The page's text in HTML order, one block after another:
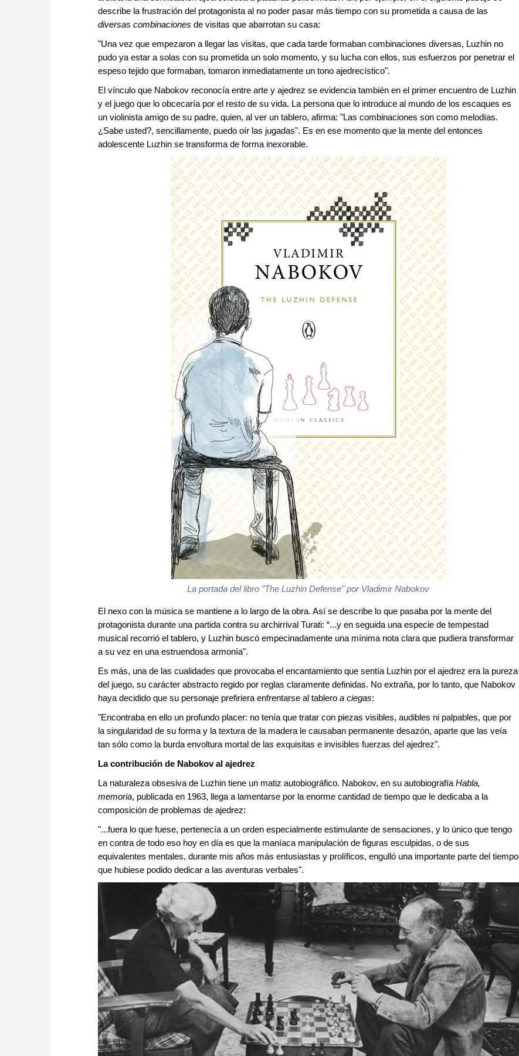
describe la frustración del protagonista al no poder pasar más tiempo con su prometida a causa de las
diversas combinaciones de visitas que abarrotan su casa:
"Una vez que empezaron a llegar las visitas, que cada tarde formaban combinaciones diversas, Luzhin no
pudo ya estar a solas con su prometida un solo momento, y su lucha con ellos, sus esfuerzos por penetrar el
espeso tejido que formaban, tomaron inmediatamente un tono ajedrecístico".
El vínculo que Nabokov reconocía entre arte y ajedrez se evidencia también en el primer encuentro de Luzhin
y el juego que lo obcecaría por el resto de su vida. La persona que lo introduce al mundo de los escaques es
un violinista amigo de su padre, quien, al ver un tablero, afirma: "Las combinaciones son como melodías.
¿Sabe usted?, sencillamente, puedo oír las jugadas". Es en ese momento que la mente del entonces
adolescente Luzhin se transforma de forma inexorable.
La portada del libro "The Luzhin Defense" por Vladimir Nabokov
El nexo con la música se mantiene a lo largo de la obra. Así se describe lo que pasaba por la mente del
protagonista durante una partida contra su archirrival Turati: “...y en seguida una especie de tempestad
musical recorrió el tablero, y Luzhin buscó empecinadamente una mínima nota clara que pudiera transformar
a su vez en una estruendosa armonía".
Es más, una de las cualidades que provocaba el encantamiento que sentía Luzhin por el ajedrez era la pureza
del juego, su carácter abstracto regido por reglas claramente definidas. No extraña, por lo tanto, que Nabokov
haya decidido que su personaje prefiriera enfrentarse al tablero a ciegas:
"Encontraba en ello un profundo placer: no tenía que tratar con piezas visibles, audibles ni palpables, que por
la singularidad de su forma y la textura de la madera le causaban permanente desazón, aparte que las veía
tan sólo como la burda envoltura mortal de las exquisitas e invisibles fuerzas del ajedrez".
La contribución de Nabokov al ajedrez
La naturaleza obsesiva de Luzhin tiene un matiz autobiográfico. Nabokov, en su autobiografía Habla,
memoria, publicada en 1963, llega a lamentarse por la enorme cantidad de tiempo que le dedicaba a la
composición de problemas de ajedrez:
"...fuera lo que fuese, pertenecía a un orden especialmente estimulante de sensaciones, y lo único que tengo
en contra de todo eso hoy en día es que la maníaca manipulación de figuras esculpidas, o de sus
equivalentes mentales, durante mis años más entusiastas y prolíficos, engulló una importante parte del tiempo
que hubiese podido dedicar a las aventuras verbales".